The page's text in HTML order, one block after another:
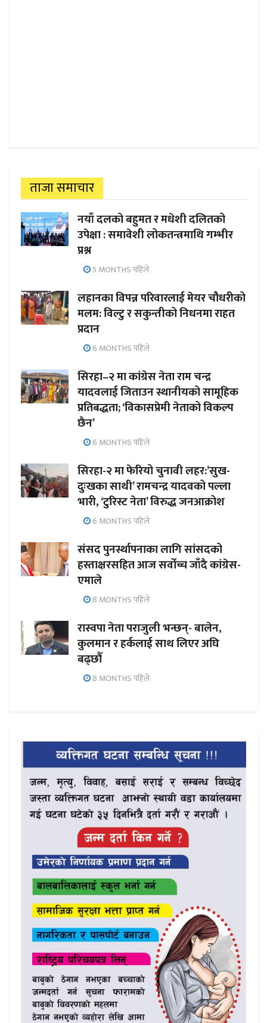
ताजा समाचार
नयाँ दलको बहुमत र मधेशी दलितको
उपेक्षा : समावेशी लोकतन्त्रमाथि गम्भीर
प्रश्न
5 MONTHS पहिले
लहानका विपन्न परिवारलाई मेयर चौधरीको
मलम: विल्टु र सकुन्तीको निधनमा राहत
प्रदान
6 MONTHS पहिले
सिरहा–२ मा कांग्रेस नेता राम चन्द्र
यादवलाई जिताउन स्थानीयको सामूहिक
प्रतिबद्धता; ‘विकासप्रेमी नेताको विकल्प
छैन’
6 MONTHS पहिले
सिरहा-२ मा फेरियो चुनावी लहर:’सुख-
दुःखका साथी’ रामचन्द्र यादवको पल्ला
भारी, ‘टुरिस्ट नेता’ विरुद्ध जनआक्रोश
6 MONTHS पहिले
संसद पुनर्स्थापनाका लागि सांसदको
हस्ताक्षरसहित आज सर्वोच्च जाँदै कांग्रेस-
एमाले
8 MONTHS पहिले
रास्वपा नेता पराजुली भन्छन्- बालेन,
कुलमान र हर्कलाई साथ लिएर अघि
बढ्छौँ
8 MONTHS पहिले